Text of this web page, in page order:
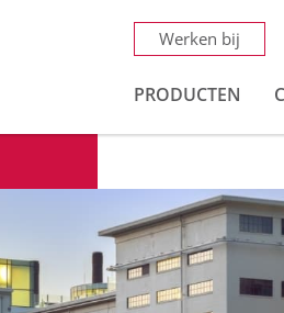
Werken bij
PRODUCTEN